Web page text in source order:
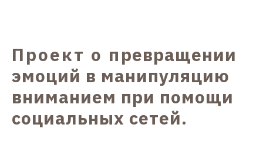
Проект о превращении
эмоций в манипуляцию
вниманием при помощи
социальных сетей.